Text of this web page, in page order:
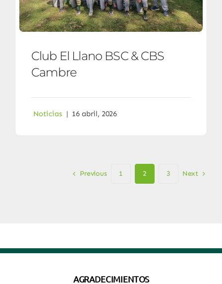
Club El Llano BSC & CBS
Cambre
Noticias | 16 abril, 2026
Previous 1 2 3 Next
AGRADECIMIENTOS